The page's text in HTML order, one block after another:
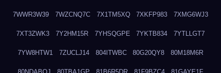
7WWR3W39 7WZCNQ7C 7X1TM5XQ 7XKFP983 7XMG6WJ3
7XT3ZWK3 7Y2HM15R 7YHSQGPE 7YKTB834 7YTLLGT7
7YW8HTW1 7ZUCLJ14 804ITWBC 80G20QY8 80M18M6R